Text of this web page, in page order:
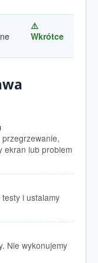
⚠️
Wkrótce
ekran lub problem
i ustalamy
Nie wykonujemy